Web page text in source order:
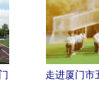
走进厦门市